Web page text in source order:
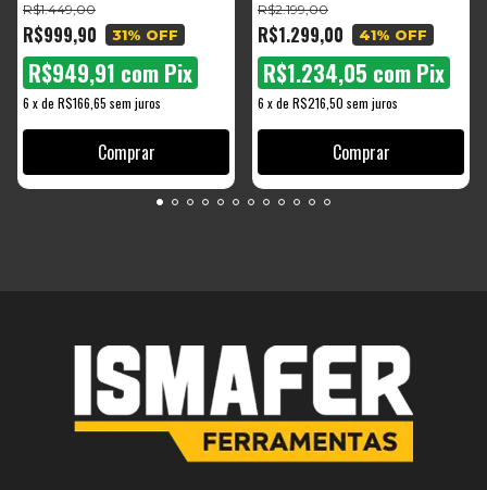
Suporte Lombar Adaptável
Apoio Para Pés Retrátil
R$999,90
R$1.449,00
31% OFF
6 xde R$166,65 sem juros
R$949,91 com Pix
R$1.299,00
R$2.199,00
41% OFF
6 xde R$216,50 sem juros
R$1.234,05 com Pix